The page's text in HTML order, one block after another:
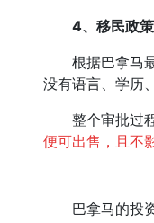
4、 移民政
根据巴拿马最
没有语言、学历
整个审批过程
便可出售，且不
巴拿马的投资